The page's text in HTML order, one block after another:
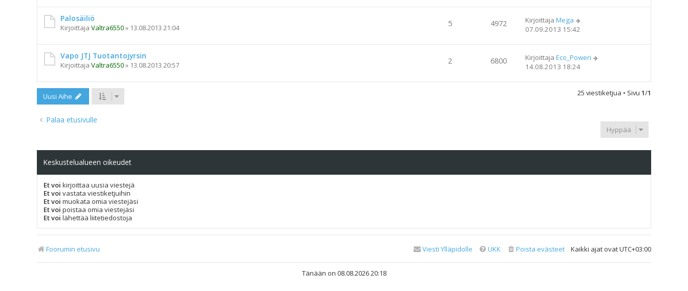
Palosäiliö
Kirjoittaja Valtra6550» 13.08.2013 21:04 5 4972 Kirjoittaja Mega
07.09.2013 15:42
Vapo JTJ Tuotantojyrsin
Kirjoittaja Valtra6550» 13.08.2013 20:57 2 6800 Kirjoittaja Eco_Poweri
14.08.2013 18:24
Uusi Aihe 25 viestiketjua • Sivu 1/1
Palaa etusivulle
Hyppää
Keskustelualueen oikeudet
Et voi kirjoittaa uusia viestejä
Et voi vastata viestiketjuihin
Et voi muokata omia viestejäsi
Et voi poistaa omia viestejäsi
Et voi lähettää liitetiedostoja
Foorumin etusivu Kaikki ajat ovatUTC+03:00
Poista evästeet
UKK
Viesti Ylläpidolle
Tänään on 08.08.2026 20:18